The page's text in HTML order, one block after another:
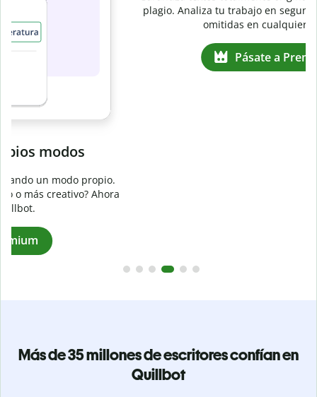
Evita
Garantiza textos totalmente originales con el detector de
plagio. Analiza tu trabajo en segundos e identifica citas
Más de 35 millones de escritores confían en
Quillbot